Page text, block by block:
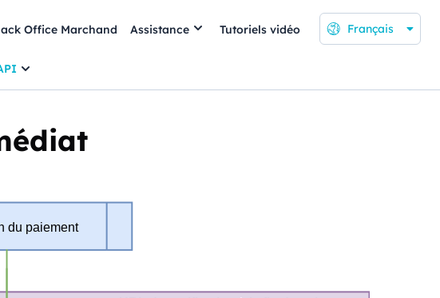
Office Marchand Assistance Tutoriels vidéo Français